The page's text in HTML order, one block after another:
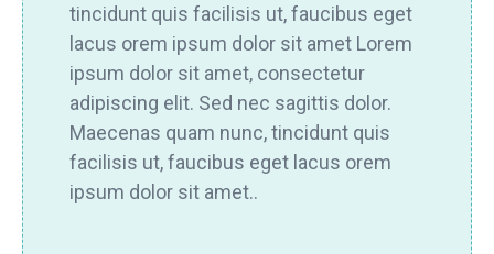
tincidunt quis facilisis ut, faucibus eget
lacus orem ipsum dolor sit amet Lorem
ipsum dolor sit amet, consectetur
adipiscing elit. Sed nec sagittis dolor.
Maecenas quam nunc, tincidunt quis
facilisis ut, faucibus eget lacus orem
ipsum dolor sit amet..